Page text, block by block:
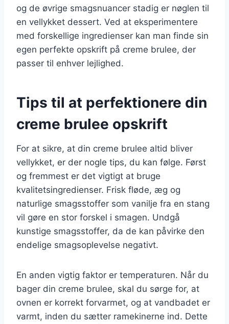
og de øvrige smagsnuancer stadig er nøglen til
en vellykket dessert. Ved at eksperimentere
med forskellige ingredienser kan man finde sin
egen perfekte opskrift på creme brulee, der
passer til enhver lejlighed.
Tips til at perfektionere din
creme brulee opskrift
For at sikre, at din creme brulee altid bliver
vellykket, er der nogle tips, du kan følge. Først
og fremmest er det vigtigt at bruge
kvalitetsingredienser. Frisk fløde, æg og
naturlige smagsstoffer som vanilje fra en stang
vil gøre en stor forskel i smagen. Undgå
kunstige smagsstoffer, da de kan påvirke den
endelige smagsoplevelse negativt.
En anden vigtig faktor er temperaturen. Når du
bager din creme brulee, skal du sørge for, at
ovnen er korrekt forvarmet, og at vandbadet er
varmt, inden du sætter ramekinerne ind. Dette